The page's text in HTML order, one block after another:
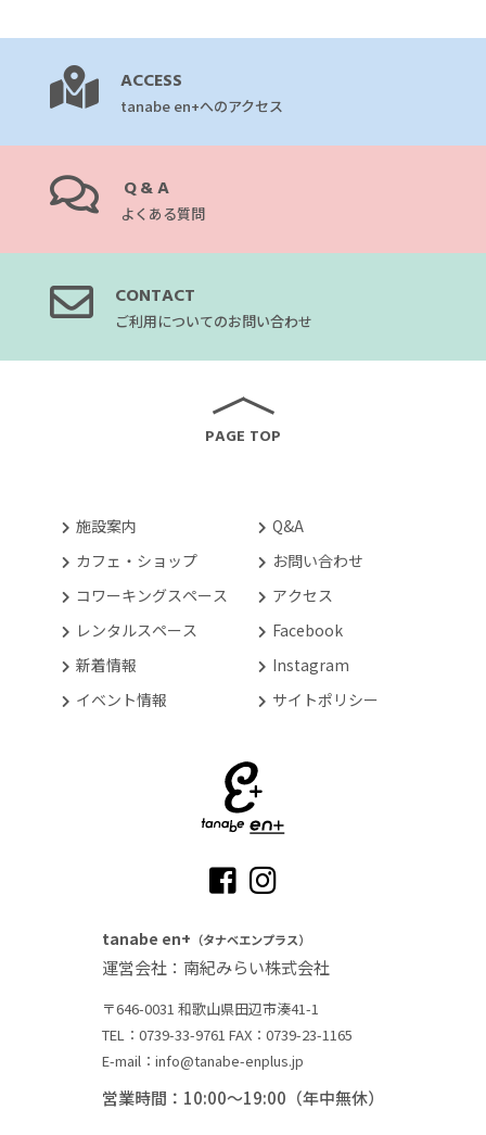
PAGE TOP
ACCESS
tanabe en+へのアクセス
Q&A
よくある質問
CONTACT
ご利用についてのお問い合わせ
tanabe en+ （タナベエンプラス）
運営会社：南紀みらい株式会社
〒646-0031 和歌山県田辺市湊41-1
TEL：0739-33-9761 FAX：0739-23-1165
E-mail：info@tanabe-enplus.jp
営業時間：10:00～19:00（年中無休）
施設案内
カフェ・ショップ
コワーキングスペース
レンタルスペース
新着情報
イベント情報
Q&A
お問い合わせ
アクセス
Facebook
Instagram
サイトポリシー